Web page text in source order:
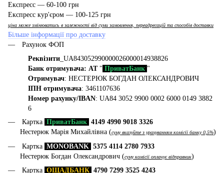
Експресс — 60-100 грн
Експресс кур'єром — 100-125 грн
ціна може змінюватись в залежності від суми замовлення, переадресацій та способів доставки
Більше інформації про доставку
Рахунок ФОП
Реквізити _UA843052990000026000014938826
Банк отримувача: АТ" ПриватБанк "
Отримувач: НЕСТЕРЮК БОГДАН ОЛЕКСАНДРОВИЧ
ІПН отримувача: 3461107636
Номер рахунку/IBAN: UA84 3052 9900 0002 6000 0149 3882
6
Картка ПриватБанк 4149 4990 9018 3326
Нестерюк Марія Михайлівна (суму вказуйте з урахуванням комісії банку 0,5%)
Картка MONOBANK 5375 4114 2780 7933
Нестерюк Богдан Олександрович (суму комісії оплачує відправник)
Картка ОЩАДБАНК 4790 7299 3525 4243